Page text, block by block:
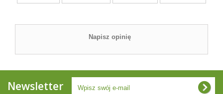
Napisz opinię
Newsletter